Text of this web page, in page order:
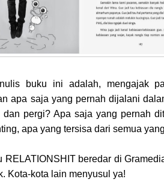
buku ini adalah, mengajak
apa saja yang pernah dijalani
dan pergi? Apa saja yang pernah
apa yang tersisa dari semua
RELATIONSHIT beredar di
Kota-kota lain menyusul ya!